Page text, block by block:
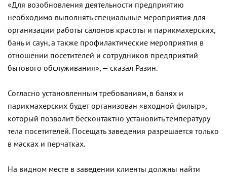
«Для возобновления деятельности предприятию
необходимо выполнять специальные мероприятия для
организации работы салонов красоты и парикмахерских,
бань и саун, а также профилактические мероприятия в
отношении посетителей и сотрудников предприятий
бытового обслуживания», — сказал Разин.
Согласно установленным требованиям, в банях и
парикмахерских будет организован «входной фильтр»,
который позволит бесконтактно установить температуру
тела посетителей. Посещать заведения разрешается только
в масках и перчатках.
На видном месте в заведении клиенты должны найти